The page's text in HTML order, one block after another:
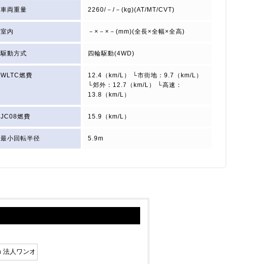
車両重量 2260/－/－(kg)(AT/MT/CVT)
室内 －×－×－(mm)(全長×全幅×全高)
駆動方式 四輪駆動(4WD)
WLTC燃費
12.4（km/L） └市街地：9.7（km/L）
└郊外：12.7（km/L） └高速：
13.8（km/L）
JC08燃費 15.9（km/L）
最小回転半径 5.9m